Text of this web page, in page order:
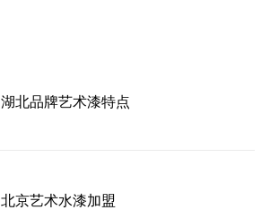
湖北品牌艺术漆特点
北京艺术水漆加盟